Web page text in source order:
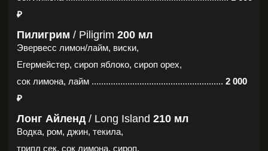
БАР
→ МЕНЮ
ГЛАВНАЯ →